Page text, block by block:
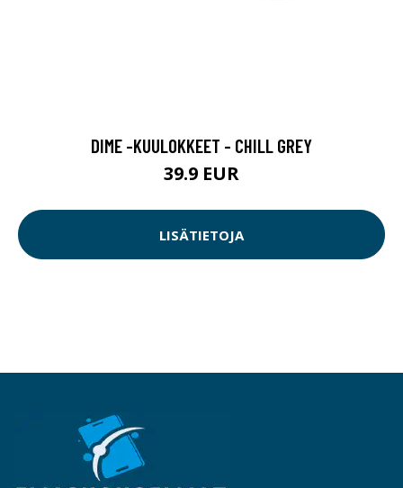
DIME -KUULOKKEET - CHILL GREY
39.9 EUR
LISÄTIETOJA